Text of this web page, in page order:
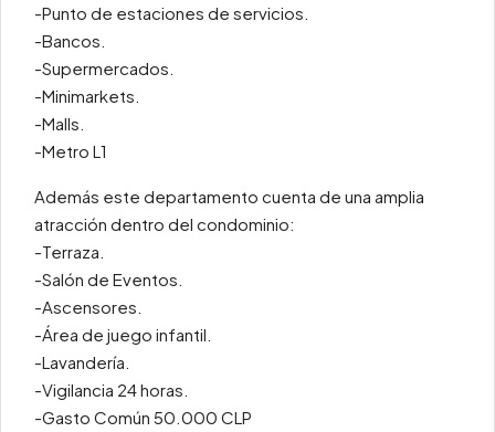
-Punto de estaciones de servicios.
-Bancos.
-Supermercados.
-Minimarkets.
-Malls.
-Metro L1
Además este departamento cuenta de una amplia
atracción dentro del condominio:
-Terraza.
-Salón de Eventos.
-Ascensores.
-Área de juego infantil.
-Lavandería.
-Vigilancia 24 horas.
-Gasto Común 50.000 CLP